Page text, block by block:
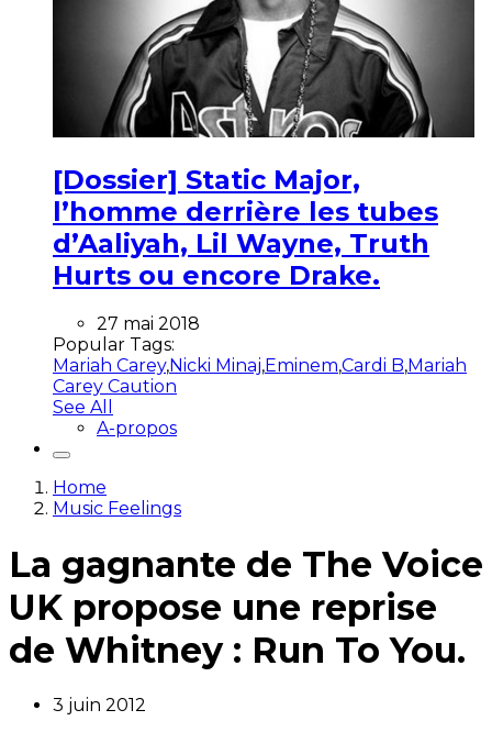
[Dossier] Static Major,
l’homme derrière les tubes
d’Aaliyah, Lil Wayne, Truth
Hurts ou encore Drake.
27 mai 2018
Popular Tags:
Mariah Carey,Nicki Minaj,Eminem,Cardi B,Mariah
Carey Caution
See All
A-propos
Home
Music Feelings
La gagnante de The Voice
UK propose une reprise
de Whitney : Run To You.
3 juin 2012